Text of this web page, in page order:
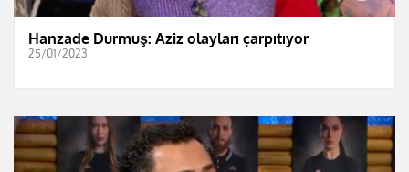
Hanzade Durmuş: Aziz olayları çarpıtıyor
25/01/2023